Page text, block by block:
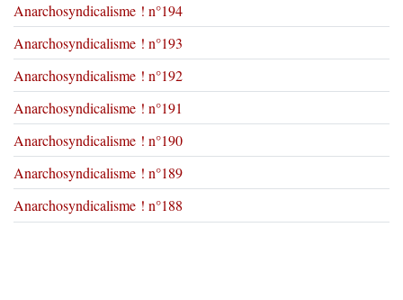
Anarchosyndicalisme ! n°194
Anarchosyndicalisme ! n°193
Anarchosyndicalisme ! n°192
Anarchosyndicalisme ! n°191
Anarchosyndicalisme ! n°190
Anarchosyndicalisme ! n°189
Anarchosyndicalisme ! n°188